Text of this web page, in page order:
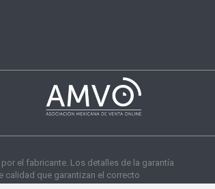
el fabricante. Los detalles de la garantía
calidad que garantizan el correcto